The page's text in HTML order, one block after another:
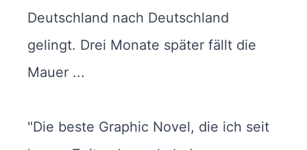
Deutschland nach Deutschland
gelingt. Drei Monate später fällt die
Mauer ...
"Die beste Graphic Novel, die ich seit